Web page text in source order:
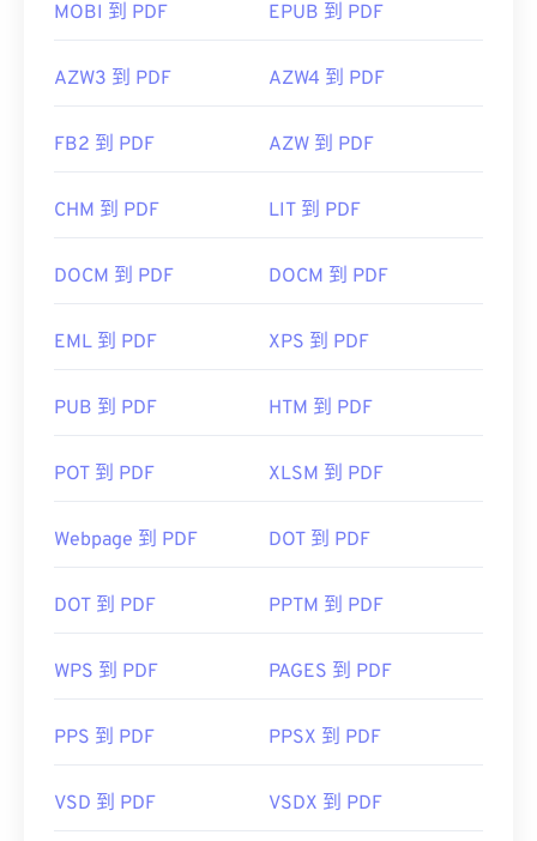
MOBI 到 PDF EPUB 到 PDF
AZW3 到 PDF AZW4 到 PDF
FB2 到 PDF AZW 到 PDF
CHM 到 PDF LIT 到 PDF
DOCM 到 PDF DOCM 到 PDF
EML 到 PDF XPS 到 PDF
PUB 到 PDF HTM 到 PDF
POT 到 PDF XLSM 到 PDF
Webpage 到 PDF DOT 到 PDF
DOT 到 PDF PPTM 到 PDF
WPS 到 PDF PAGES 到 PDF
PPS 到 PDF PPSX 到 PDF
VSD 到 PDF VSDX 到 PDF